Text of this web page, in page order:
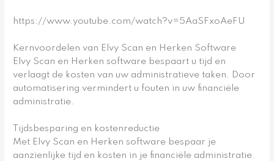
https://www.youtube.com/watch?v=5AaSFxoAeFU
Kernvoordelen van Elvy Scan en Herken Software
Elvy Scan en Herken software bespaart u tijd en
verlaagt de kosten van uw administratieve taken. Door
automatisering vermindert u fouten in uw financiële
administratie.
Tijdsbesparing en kostenreductie
Met Elvy Scan en Herken software bespaar je
aanzienlijke tijd en kosten in je financiële administratie.